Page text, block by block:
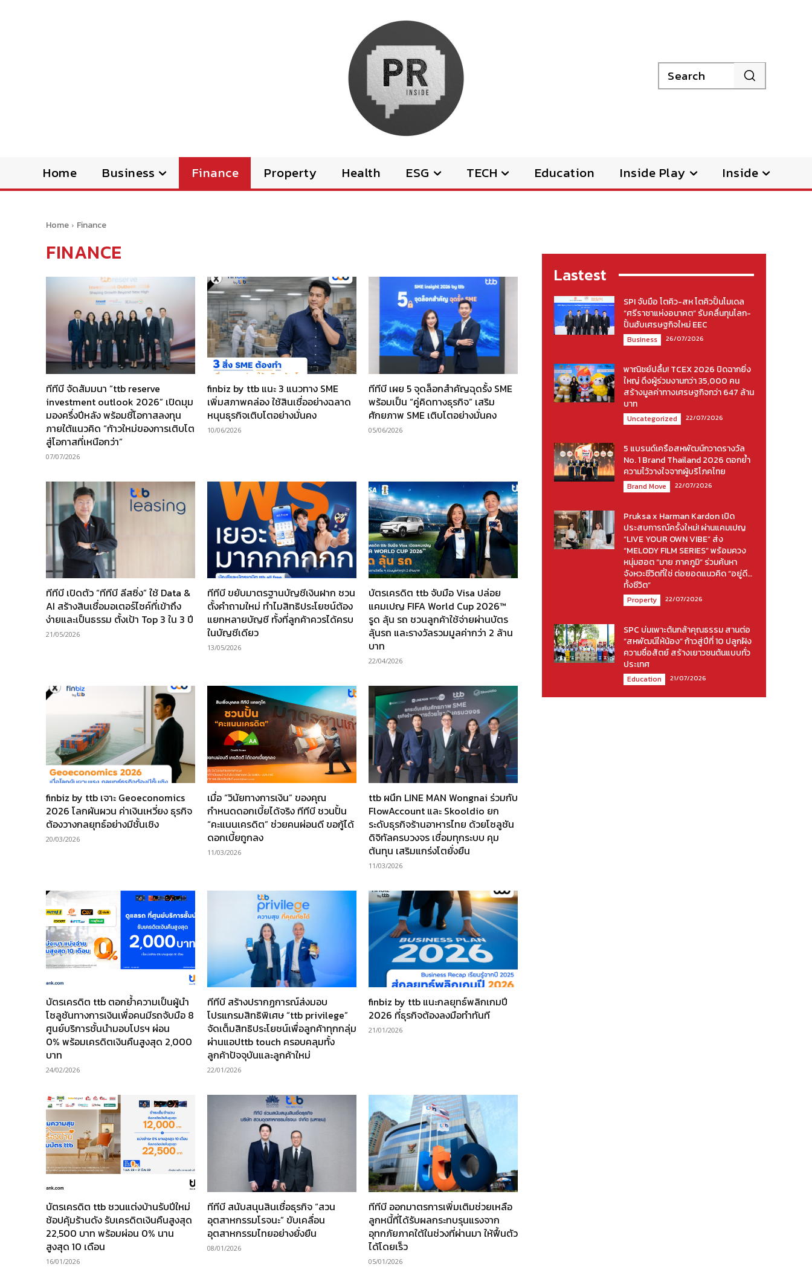
Search
Home Business Finance Property Health ESG TECH Education Inside Play Inside
Home Finance
FINANCE
ทีทีบี จัดสัมมนา “ttb reserve
investment outlook 2026” เปิดมุม
มองครึ่งปีหลัง พร้อมชี้โอกาสลงทุน
ภายใต้แนวคิด “ก้าวใหม่ของการเติบโต
สู่โอกาสที่เหนือกว่า”
07/07/2026
finbiz by ttb แนะ 3 แนวทาง SME
เพิ่มสภาพคล่อง ใช้สินเชื่ออย่างฉลาด
หนุนธุรกิจเติบโตอย่างมั่นคง
10/06/2026
ทีทีบี เผย 5 จุดล็อกสำคัญฉุดรั้ง SME
พร้อมเป็น “คู่คิดทางธุรกิจ” เสริม
ศักยภาพ SME เติบโตอย่างมั่นคง
05/06/2026
ทีทีบี เปิดตัว “ทีทีบี ลีสซิ่ง” ใช้ Data &
AI สร้างสินเชื่อมอเตอร์ไซค์ที่เข้าถึง
ง่ายและเป็นธรรม ตั้งเป้า Top 3 ใน 3 ปี
21/05/2026
ทีทีบี ขยับมาตรฐานบัญชีเงินฝาก ชวน
ตั้งคำถามใหม่ ทำไมสิทธิประโยชน์ต้อง
แยกหลายบัญชี ทั้งที่ลูกค้าควรได้ครบ
ในบัญชีเดียว
13/05/2026
บัตรเครดิต ttb จับมือ Visa ปล่อย
แคมเปญ FIFA World Cup 2026™
รูด ลุ้น รถ ชวนลูกค้าใช้จ่ายผ่านบัตร
ลุ้นรถ และรางวัลรวมมูลค่ากว่า 2 ล้าน
บาท
22/04/2026
finbiz by ttb เจาะ Geoeconomics
2026 โลกผันผวน ค่าเงินเหวี่ยง ธุรกิจ
ต้องวางกลยุทธ์อย่างมีชั้นเชิง
20/03/2026
เมื่อ “วินัยทางการเงิน” ของคุณ
กำหนดดอกเบี้ยได้จริง ทีทีบี ชวนปั้น
“คะแนนเครดิต” ช่วยคนผ่อนดี ขอกู้ได้
ดอกเบี้ยถูกลง
11/03/2026
ttb ผนึก LINE MAN Wongnai ร่วมกับ
FlowAccount และ Skooldio ยก
ระดับธุรกิจร้านอาหารไทย ด้วยโซลูชัน
ดิจิทัลครบวงจร เชื่อมทุกระบบ คุม
ต้นทุน เสริมแกร่งโตยั่งยืน
11/03/2026
บัตรเครดิต ttb ตอกย้ำความเป็นผู้นำ
โซลูชันทางการเงินเพื่อคนมีรถจับมือ 8
ศูนย์บริการชั้นนำมอบโปรฯ ผ่อน
0% พร้อมเครดิตเงินคืนสูงสุด 2,000
บาท
24/02/2026
ทีทีบี สร้างปรากฏการณ์ส่งมอบ
โปรแกรมสิทธิพิเศษ “ttb privilege”
จัดเต็มสิทธิประโยชน์เพื่อลูกค้าทุกกลุ่ม
ผ่านแอปttb touch ครอบคลุมทั้ง
ลูกค้าปัจจุบันและลูกค้าใหม่
22/01/2026
finbiz by ttb แนะกลยุทธ์พลิกเกมปี
2026 ที่ธุรกิจต้องลงมือทำทันที
21/01/2026
บัตรเครดิต ttb ชวนแต่งบ้านรับปีใหม่
ช้อปคุ้มร้านดัง รับเครดิตเงินคืนสูงสุด
22,500 บาท พร้อมผ่อน 0% นาน
สูงสุด 10 เดือน
16/01/2026
ทีทีบี สนับสนุนสินเชื่อธุรกิจ “สวน
อุตสาหกรรมโรจนะ” ขับเคลื่อน
อุตสาหกรรมไทยอย่างยั่งยืน
08/01/2026
ทีทีบี ออกมาตรการเพิ่มเติมช่วยเหลือ
ลูกหนี้ที่ได้รับผลกระทบรุนแรงจาก
อุทกภัยภาคใต้ในช่วงที่ผ่านมา ให้ฟื้นตัว
ได้โดยเร็ว
05/01/2026
Lastest
SPI จับมือ โตคิว-สห โตคิวปั้นโมเดล
“ศรีราชาแห่งอนาคต” รับคลื่นทุนโลก-
ปั้นฮับเศรษฐกิจใหม่ EEC
Business 26/07/2026
พาณิชย์ปลื้ม! TCEX 2026 ปิดฉากยิ่ง
ใหญ่ ดึงผู้ร่วมงานกว่า 35,000 คน
สร้างมูลค่าทางเศรษฐกิจกว่า 647 ล้าน
บาท
Uncategorized 22/07/2026
5 แบรนด์เครือสหพัฒน์กวาดรางวัล
No. 1 Brand Thailand 2026 ตอกย้ำ
ความไว้วางใจจากผู้บริโภคไทย
Brand Move 22/07/2026
Pruksa x Harman Kardon เปิด
ประสบการณ์ครั้งใหม่! ผ่านแคมเปญ
“LIVE YOUR OWN VIBE” ส่ง
“MELODY FILM SERIES” พร้อมควง
หนุ่มฮอต “มาย ภาคภูมิ” ร่วมค้นหา
จังหวะชีวิตที่ใช่ ต่อยอดแนวคิด “อยู่ดี…
ทั้งชีวิต”
Property 22/07/2026
SPC บ่มเพาะต้นกล้าคุณธรรม สานต่อ
“สหพัฒน์ให้น้อง” ก้าวสู่ปีที่ 10 ปลูกฝัง
ความซื่อสัตย์ สร้างเยาวชนต้นแบบทั่ว
ประเทศ
Education 21/07/2026